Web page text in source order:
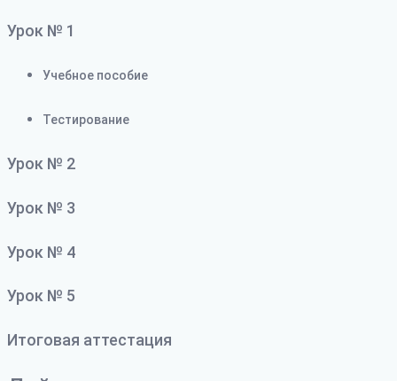
Урок № 1
Учебное пособие
Тестирование
Урок № 2
Урок № 3
Урок № 4
Урок № 5
Итоговая аттестация